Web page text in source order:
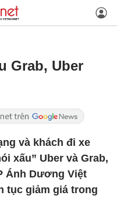
Grab, Uber
và khách đi xe
xấu” Uber và Grab,
Ánh Dương Việt
tục giảm giá trong